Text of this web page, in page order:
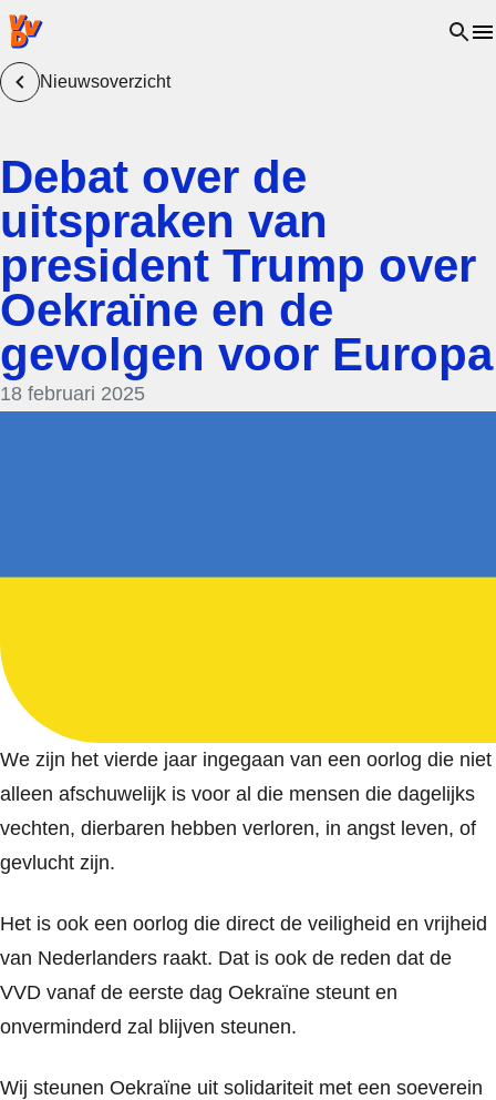
VVD.nl - Ga naar de homepage Open
Nieuwsoverzicht
Debat over de
uitspraken van
president Trump over
Oekraïne en de
gevolgen voor Europa
18 februari 2025
We zijn het vierde jaar ingegaan van een oorlog die niet
alleen afschuwelijk is voor al die mensen die dagelijks
vechten, dierbaren hebben verloren, in angst leven, of
gevlucht zijn.
Het is ook een oorlog die direct de veiligheid en vrijheid
van Nederlanders raakt. Dat is ook de reden dat de
VVD vanaf de eerste dag Oekraïne steunt en
onverminderd zal blijven steunen.
Wij steunen Oekraïne uit solidariteit met een soeverein